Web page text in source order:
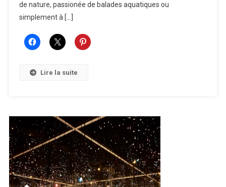
de nature, passionée de balades aquatiques ou
simplement à […]
Lire la suite